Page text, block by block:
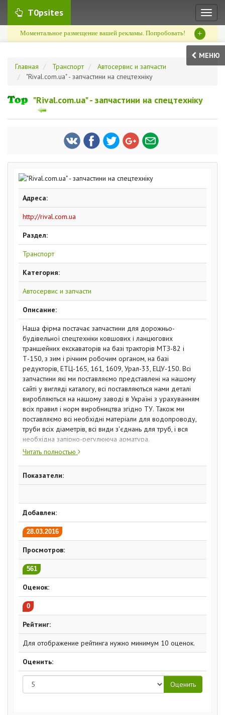
T0psites
Моментальное размещение вашей рекламы. Попробовать! +
МЕНЮ
Главная
Транспорт
Автосервис и запчасти
"Rival.com.ua" - запчастини на спецтехніку
"Rival.com.ua" - запчастини на спецтехніку
Адреса:
http://rival.com.ua
Раздел:
Транспорт
Категория:
Автосервис и запчасти
Описание:
Наша фірма постачає запчастини для дорожньо-
будівельної спецтехніки ковшових і ланцюгових
траншейних екскаваторів на базі тракторів МТЗ-82 і
Т-150, з зим і річним робочим органом, на базі
редукторів, ЕТЦ-165, 161, 1609, Урал-33, ЕЦУ-150. Всі
запчастини які ми поставляємо представлені на нашому
сайті у вигляді каталогу, всі поставляються нами деталі
виробляються на нашому заводі в Україні з урахуванням
всіх правил і норм виробництва згідно ТУ. Також ми
поставляємо всі необхідні матеріали для водопроводу,
труби всіх діаметрів, всі види з'єднань для труб, і вся
необхідна запірно-регулююча арматура.
Читать полностью
Показатели:
Добавлен:
28.03.2016
Просмотров:
561
Оценок:
0
Рейтинг:
Для отображение рейтинга нужно минимум 10 оценок.
Оценить: